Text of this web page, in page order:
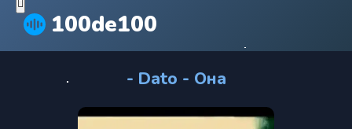
100de100
- Dato - Она